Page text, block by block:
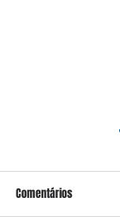
Comentários